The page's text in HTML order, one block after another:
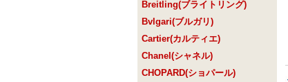
Breitling(ブライトリング)
Bvlgari(ブルガリ)
Cartier(カルティエ)
Chanel(シャネル)
CHOPARD(ショパール)